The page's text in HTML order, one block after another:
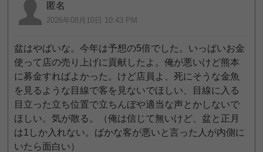
匿名
2026年08月10日 10:43 PM
盆はやばいな。今年は予想の5倍でした。いっぱいお金
使って店の売り上げに貢献したよ。俺が悪いけど熊本
に募金すればよかった。けど店員よ、死にそうな金魚
を見るような目線で客を見ないでほしい、目線に入る
目立った立ち位置で立ちんぼや適当な声とかしないで
ほしい。気が散る。（俺は信じて無いけど、盆と正月
は1しか入れない。ばかな客が悪いと言った人が内側に
いたら面白い）